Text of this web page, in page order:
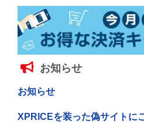
お知らせ
お知らせ
XPRICEを装った偽サイトに